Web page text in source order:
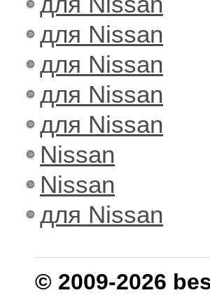
для Nissan
для Nissan
для Nissan
для Nissan
Nissan
Nissan
для Nissan
© 2009-2026